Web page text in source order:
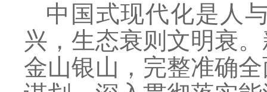
中国式现代化是人
兴，生态衰则文明衰
金山银山，完整准确